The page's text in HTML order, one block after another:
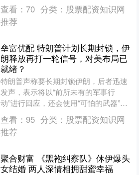
谋与权术，又让这一时期的历史厚重而
精彩。在这片历史的长河中....
查看： 70 分类： 股票配资知识网
推荐
垒富优配 特朗普计划长期封锁，伊
朗释放再打一轮信号，对美布局已
就绪？
特朗普声称要长期封锁伊朗，后者迅速
发声，表示将以“前所未有的军事行
动”进行回应，还会使用“可怕的武器”，
这显然是释放了再打一轮的信号。那
么，为何美国和伊朗在这个....
查看： 95 分类： 股票配资知识网
推荐
聚合财富 《黑袍纠察队》休伊爆头
女结婚 两人深情相拥甜蜜幸福